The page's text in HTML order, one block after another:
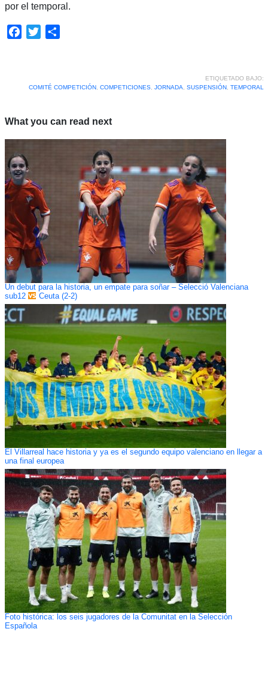
por el temporal.
Facebook
Twitter
ETIQUETADO BAJO:
COMITÉ COMPETICIÓN, COMPETICIONES, JORNADA SUSPENSIÓN, TEMPORAL
What you can read next
Un debut para la historia, un empate para soñar – Selecció Valenciana
sub12
Ceuta (2-2)
El Villarreal hace historia y ya es el segundo equipo valenciano en llegar a
una final europea
Foto histórica: los seis jugadores de la Comunitat en la Selección
Española